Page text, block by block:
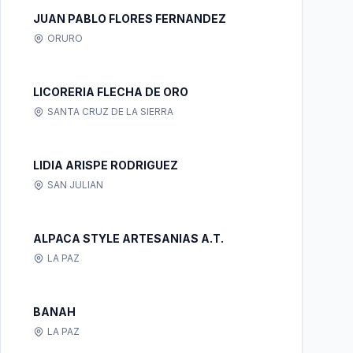
JUAN PABLO FLORES FERNANDEZ
ORURO
LICORERIA FLECHA DE ORO
SANTA CRUZ DE LA SIERRA
LIDIA ARISPE RODRIGUEZ
SAN JULIAN
ALPACA STYLE ARTESANIAS A.T.
LA PAZ
BANAH
LA PAZ